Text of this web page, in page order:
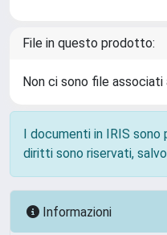
File in questo prodotto:
Non ci sono file
I documenti in IRIS
diritti sono riservati,
Informazioni